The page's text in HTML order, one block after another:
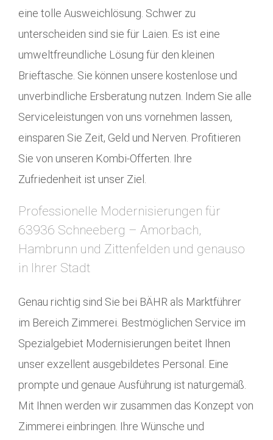
eine tolle Ausweichlösung. Schwer zu
unterscheiden sind sie für Laien. Es ist eine
umweltfreundliche Lösung für den kleinen
Brieftasche. Sie können unsere kostenlose und
unverbindliche Ersberatung nutzen. Indem Sie alle
Serviceleistungen von uns vornehmen lassen,
einsparen Sie Zeit, Geld und Nerven. Profitieren
Sie von unseren Kombi-Offerten. Ihre
Zufriedenheit ist unser Ziel.
Professionelle Modernisierungen für
63936 Schneeberg – Amorbach,
Hambrunn und Zittenfelden und genauso
in Ihrer Stadt
Genau richtig sind Sie bei BÄHR als Marktführer
im Bereich Zimmerei. Bestmöglichen Service im
Spezialgebiet Modernisierungen beitet Ihnen
unser exzellent ausgebildetes Personal. Eine
prompte und genaue Ausführung ist naturgemäß.
Mit Ihnen werden wir zusammen das Konzept von
Zimmerei einbringen. Ihre Wünsche und